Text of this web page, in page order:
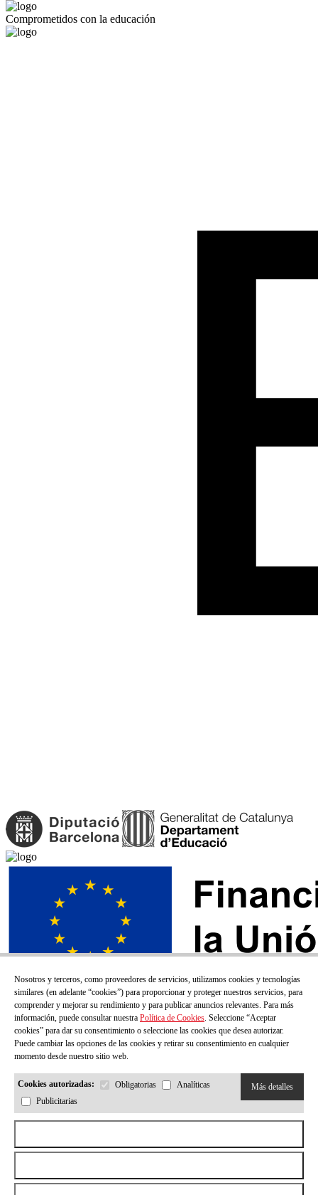
Comprometidos con la educación
¡SUSCRÍBETE A NUESTRO BOLETÍN!
Correo electrónico
Nosotros y terceros, como proveedores de servicios, utilizamos cookies y tecnologías
similares (en adelante “cookies”) para proporcionar y proteger nuestros servicios, para
comprender y mejorar su rendimiento y para publicar anuncios relevantes. Para más
información, puede consultar nuestra Política de Cookies. Seleccione “Aceptar
cookies” para dar su consentimiento o seleccione las cookies que desea autorizar.
Puede cambiar las opciones de las cookies y retirar su consentimiento en cualquier
momento desde nuestro sitio web.
Cookies autorizadas: Obligatorias
Analíticas
Publicitarias
Más detalles